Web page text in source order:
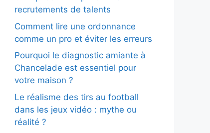
recrutements de talents
Comment lire une ordonnance
comme un pro et éviter les erreurs
Pourquoi le diagnostic amiante à
Chancelade est essentiel pour
votre maison ?
Le réalisme des tirs au football
dans les jeux vidéo : mythe ou
réalité ?